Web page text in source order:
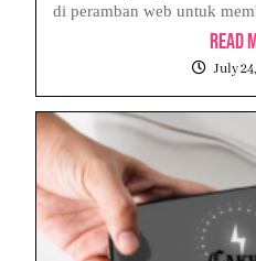
di peramban web untuk
Read
July